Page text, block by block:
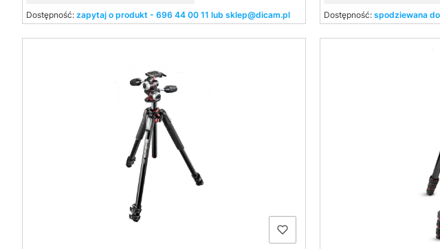
Dostępność: zapytaj o produkt - 696 44 00 11 lub sklep@dicam.pl Dostępność:spodziewana